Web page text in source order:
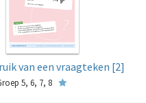
van een vraagteken [2]
5, 6, 7, 8